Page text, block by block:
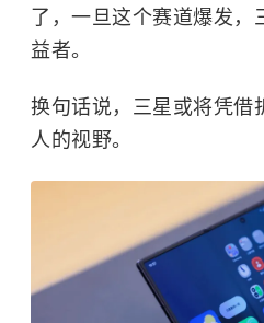
了，一旦这个赛道爆发
益者。
换句话说，三星或将凭借
人的视野。